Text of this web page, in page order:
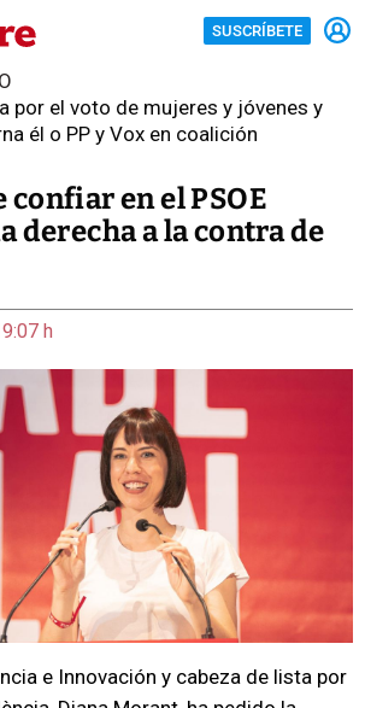
SUSCRÍBETE
por el voto de mujeres y jóvenes y
él o PP y Vox en coalición
en el PSOE
derecha a la contra de
h
e Innovación y cabeza de lista por